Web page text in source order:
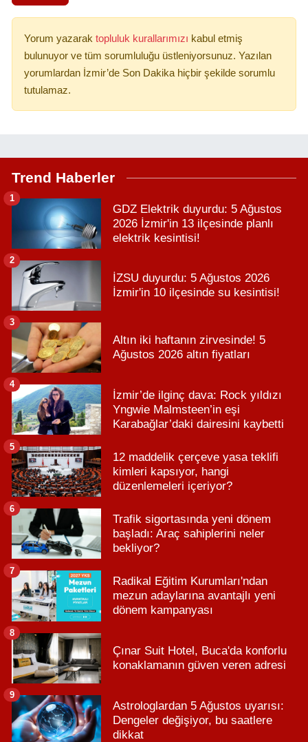
Yorum yazarak topluluk kurallarımızı kabul etmiş
bulunuyor ve tüm sorumluluğu üstleniyorsunuz. Yazılan
yorumlardan İzmir’de Son Dakika hiçbir şekilde sorumlu
tutulamaz.
Trend Haberler
GDZ Elektrik duyurdu: 5 Ağustos
2026 İzmir'in 13 ilçesinde planlı
elektrik kesintisi!
1
İZSU duyurdu: 5 Ağustos 2026
İzmir'in 10 ilçesinde su kesintisi!
2
Altın iki haftanın zirvesinde! 5
Ağustos 2026 altın fiyatları
3
İzmir’de ilginç dava: Rock yıldızı
Yngwie Malmsteen’in eşi
Karabağlar’daki dairesini kaybetti
4
12 maddelik çerçeve yasa teklifi
kimleri kapsıyor, hangi
düzenlemeleri içeriyor?
5
Trafik sigortasında yeni dönem
başladı: Araç sahiplerini neler
bekliyor?
6
Radikal Eğitim Kurumları'ndan
mezun adaylarına avantajlı yeni
dönem kampanyası
7
Çınar Suit Hotel, Buca'da konforlu
konaklamanın güven veren adresi
8
Astrologlardan 5 Ağustos uyarısı:
Dengeler değişiyor, bu saatlere
dikkat
9